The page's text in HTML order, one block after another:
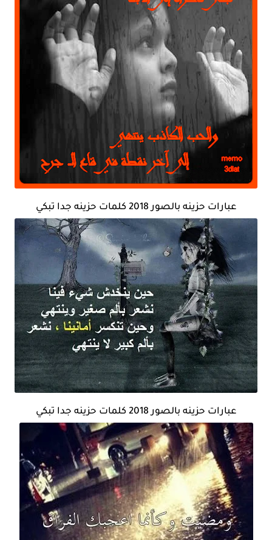
عبارات حزينه بالصور 2018 كلمات حزينه جدا تبكي
عبارات حزينه بالصور 2018 كلمات حزينه جدا تبكي